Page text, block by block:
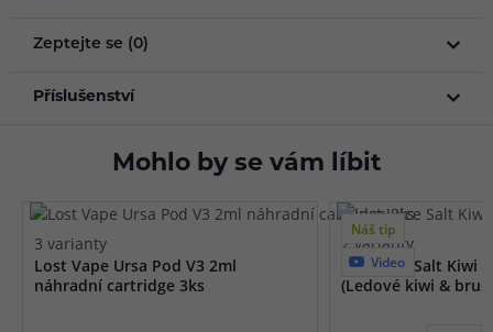
Zeptejte se (0)
Příslušenství
Mohlo by se vám líbit
3 varianty
Lost Vape Ursa Pod V3 2ml
náhradní cartridge 3ks
Náš tip
Video
2 varianty
Just Juice Salt Kiwi
(Ledové kiwi &